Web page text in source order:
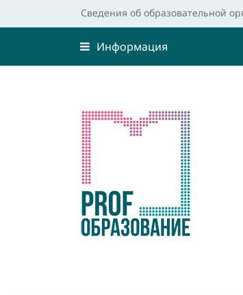
Сведения об образовательной
Информация